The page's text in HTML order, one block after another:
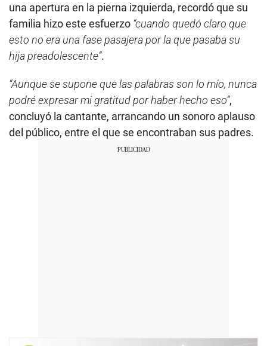
una apertura en la pierna izquierda, recordó que su
familia hizo este esfuerzo “cuando quedó claro que
esto no era una fase pasajera por la que pasaba su
hija preadolescente”.
“Aunque se supone que las palabras son lo mío, nunca
podré expresar mi gratitud por haber hecho eso”,
concluyó la cantante, arrancando un sonoro aplauso
del público, entre el que se encontraban sus padres.